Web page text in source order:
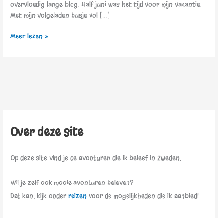
overvloedig lange blog. Half juni was het tijd voor mijn vakantie.
Met mijn volgeladen busje vol […]
Meer lezen »
Over deze site
Op deze site vind je de avonturen die ik beleef in Zweden.
Wil je zelf ook mooie avonturen beleven?
Dat kan, kijk onderreizen voor de mogelijkheden die ik aanbied!